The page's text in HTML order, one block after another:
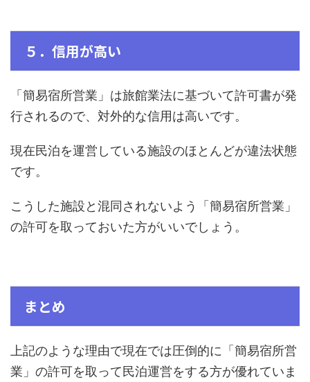
５．信用が高い
「簡易宿所営業」は旅館業法に基づいて許可書が発
行されるので、対外的な信用は高いです。
現在民泊を運営している施設のほとんどが違法状態
です。
こうした施設と混同されないよう「簡易宿所営業」
の許可を取っておいた方がいいでしょう。
まとめ
上記のような理由で現在では圧倒的に「簡易宿所営
業」の許可を取って民泊運営をする方が優れていま